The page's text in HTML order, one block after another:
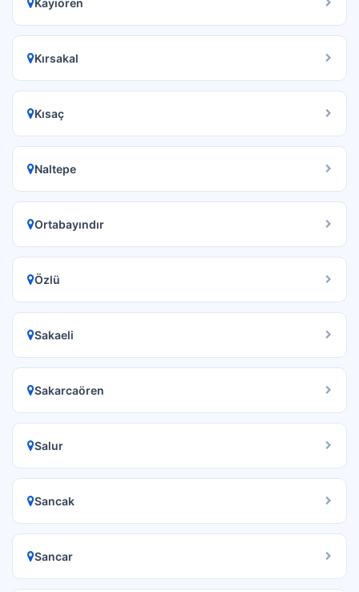
Kayıören
Kırsakal
Kısaç
Naltepe
Ortabayındır
Özlü
Sakaeli
Sakarcaören
Salur
Sancak
Sancar